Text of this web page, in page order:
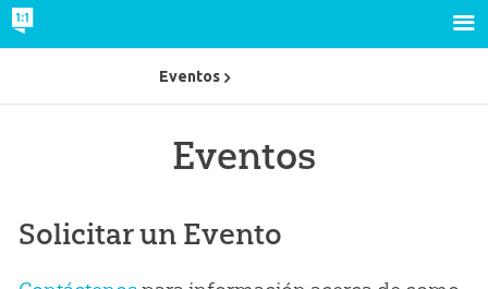
Eventos
Solicitar un Evento
Eventos